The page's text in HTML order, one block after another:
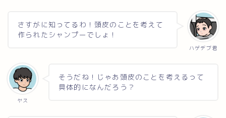
ハゲデブ君
さすがに知ってるわ！頭皮のことを考えて
作られたシャンプーでしょ！
ヤス
そうだね！じゃあ頭皮のことを考えるって
具体的になんだろう？